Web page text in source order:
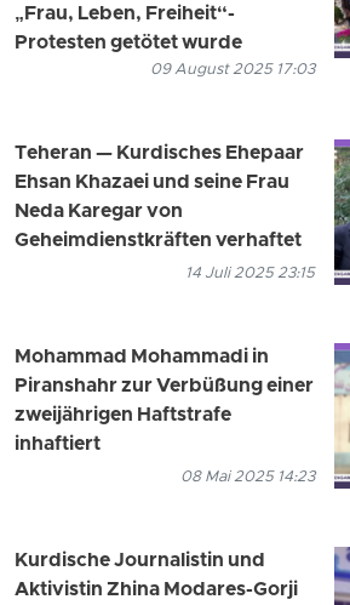
„Frau, Leben, Freiheit“-
Protesten getötet wurde
09 August 2025 17:03
Teheran — Kurdisches Ehepaar
Ehsan Khazaei und seine Frau
Neda Karegar von
Geheimdienstkräften verhaftet
14 Juli 2025 23:15
Mohammad Mohammadi in
Piranshahr zur Verbüßung einer
zweijährigen Haftstrafe
inhaftiert
08 Mai 2025 14:23
Kurdische Journalistin und
Aktivistin Zhina Modares-Gorji